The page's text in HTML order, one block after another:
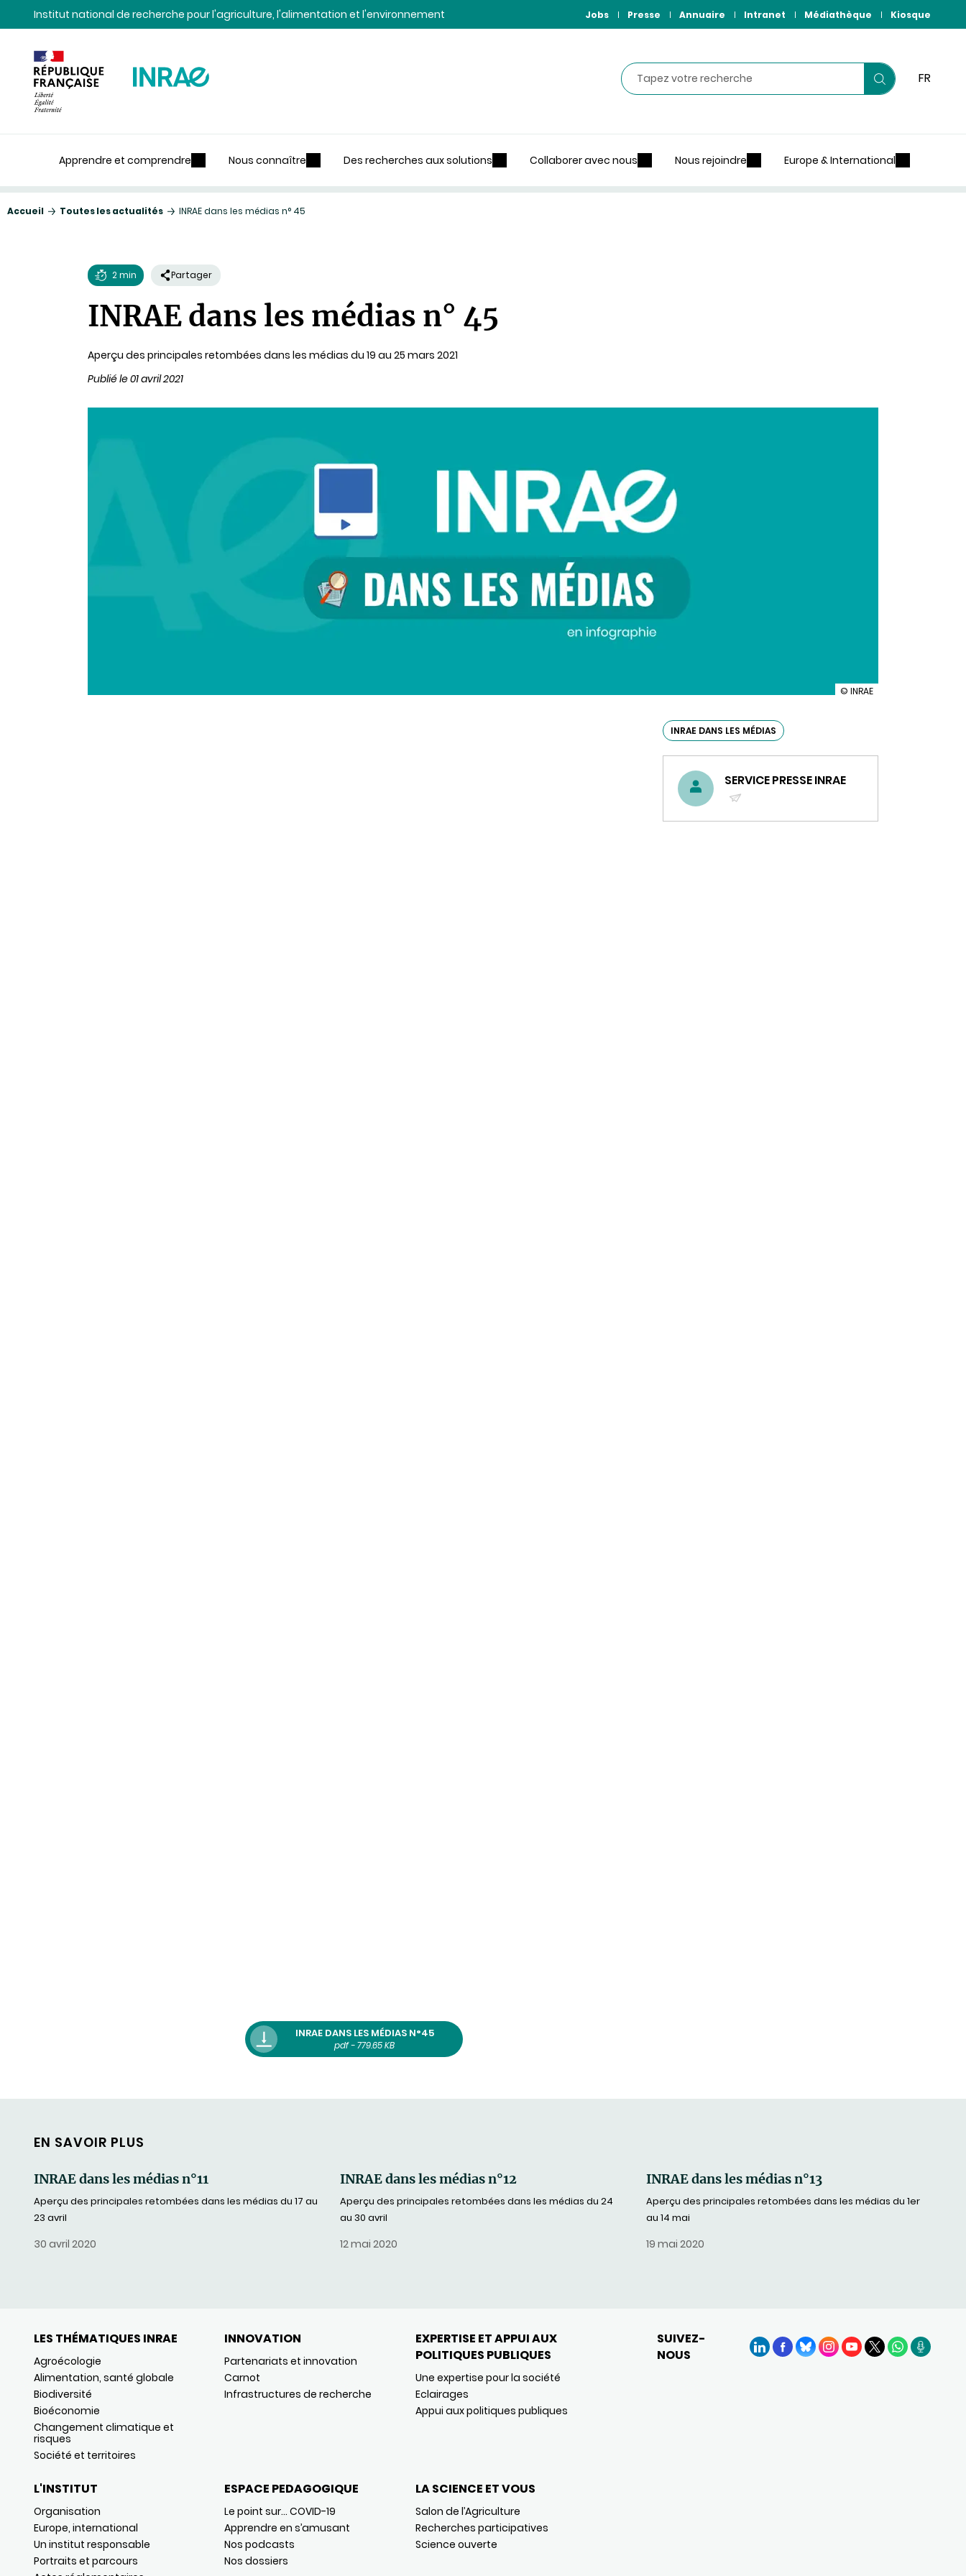
Contenu
Recherche
NavigationInstitut national de recherche pour l'agriculture, l'alimentation et l'environnement Jobs Presse Annuaire Intranet Médiathèque Kiosque
Rechercher
Lancer
FR
Apprendre et comprendre Nous connaître Des recherches aux solutions Collaborer avec nous Nous rejoindre Europe & International
Accueil Toutes les actualités INRAE dans les médias n° 45
de
2 min Partager
INRAE dans les médias n° 45
Aperçu des principales retombées dans les médias du 19 au 25 mars 2021
Publié le 01 avril 2021
illustration
© INRAE
INRAE DANS LES MÉDIAS N°45
pdf - 779.65 KB
INRAE DANS LES MÉDIAS
SERVICE PRESSE INRAE
EN SAVOIR PLUS
INRAE dans les médias n°11
Aperçu des principales retombées dans les médias du 17 au
23 avril
30 avril 2020
INRAE dans les médias n°12
Aperçu des principales retombées dans les médias du 24
au 30 avril
12 mai 2020
INRAE dans les médias n°13
Aperçu des principales retombées dans les médias du 1er
au 14 mai
19 mai 2020
LES THÉMATIQUES INRAE
Agroécologie
Alimentation, santé globale
Biodiversité
Bioéconomie
Changement climatique et
risques
Société et territoires
INNOVATION
Partenariats et innovation
Carnot
Infrastructures de recherche
EXPERTISE ET APPUI AUX
POLITIQUES PUBLIQUES
Une expertise pour la société
Eclairages
Appui aux politiques publiques
L'INSTITUT
Organisation
Europe, international
Un institut responsable
Portraits et parcours
ESPACE PEDAGOGIQUE
Le point sur… COVID-19
Apprendre en s’amusant
Nos podcasts
Nos dossiers
LA SCIENCE ET VOUS
Salon de l’Agriculture
Recherches participatives
Science ouverte
SUIVEZ-
NOUS
LinkedInFacebook
BlueSkyInstagram
YouTube
X WhatsApp
Podcasts